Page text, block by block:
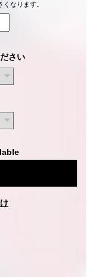
なります。
さい